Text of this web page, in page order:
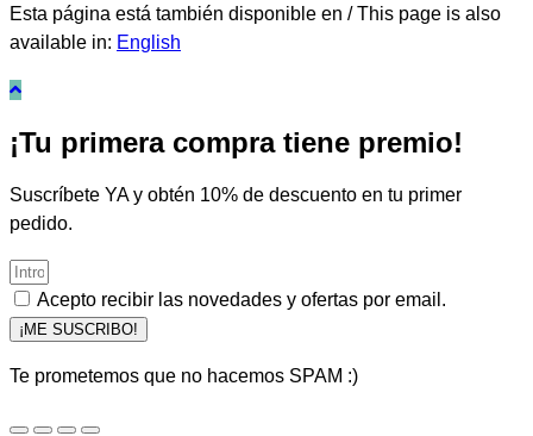
Esta página está también disponible en / This page is also
available in: English
¡Tu primera compra tiene premio!
Suscríbete YA y obtén 10% de descuento en tu primer
pedido.
Acepto recibir las novedades y ofertas por email.
¡ME SUSCRIBO!
Te prometemos que no hacemos SPAM :)